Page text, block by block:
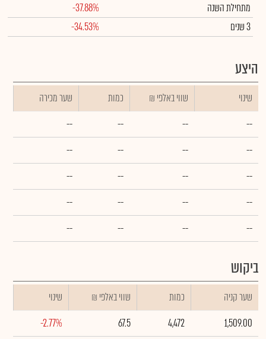
מתחילת השנה
-37.88%
3 שנים
-34.53%
היצע
שינוי ₪ שווי באלפי כמות
שער מכירה
--
--
--
--
--
--
--
--
--
--
--
--
--
--
--
--
--
--
--
--
ביקוש
שער קניה כמות ₪ שווי באלפי
שינוי
1,509.00
4,472
67.5
-2.77%